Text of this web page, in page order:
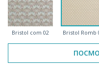
Bristol com 02 Bristol Romb